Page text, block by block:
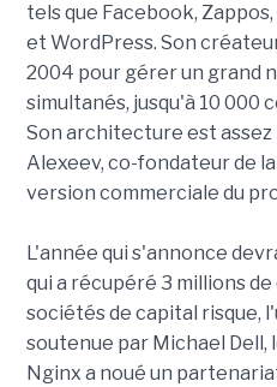
tels que Facebook,
et WordPress. Son
2004 pour gérer un grand
simultanés, jusqu'à 10 000
Son architecture est
Alexeev, co-fondateur de
version commerciale du
L'année qui s'annonce
qui a récupéré 3 millions
sociétés de capital risque,
soutenue par Michael Dell,
Nginx a noué un